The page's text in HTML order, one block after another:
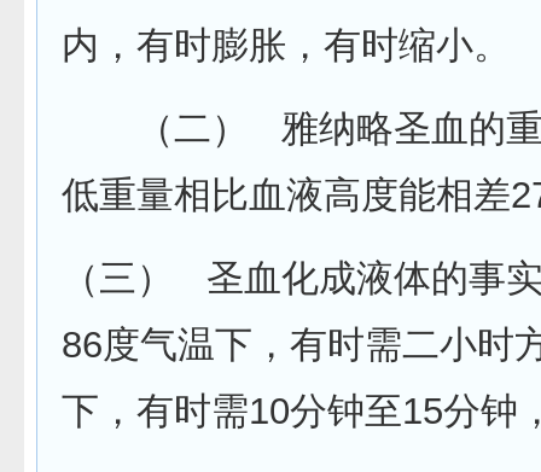
内，有时膨胀，有时缩小。
（二） 雅纳略圣血的重
低重量相比血液高度能相差
（三） 圣血化成液体的事
86度气温下，有时需二小时
下，有时需10分钟至15分钟